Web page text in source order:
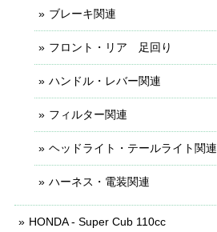
ブレーキ関連
フロント・リア 足回り
ハンドル・レバー関連
フィルター関連
ヘッドライト・テールライト関連
ハーネス・電装関連
HONDA - Super Cub 110cc